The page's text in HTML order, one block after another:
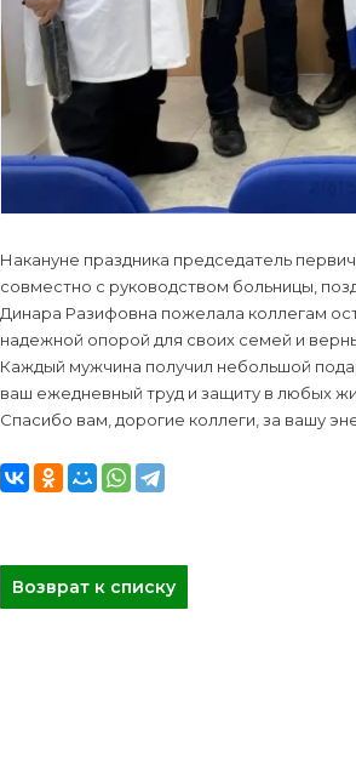
Накануне праздника председатель
совместно с руководством больницы,
Динара Разифовна пожелала коллегам
надежной опорой для своих семей и
Каждый мужчина получил небольшой
ваш ежедневный труд и защиту в любых
Спасибо вам, дорогие коллеги, за вашу
Возврат к списку